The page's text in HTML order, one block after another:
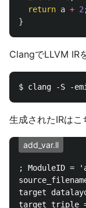
return a + 2
}
ClangでLLVM IR
生成されたIRはこ
add_var.ll
; ModuleID =
target
target triple =